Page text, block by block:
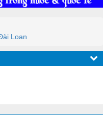
Loan